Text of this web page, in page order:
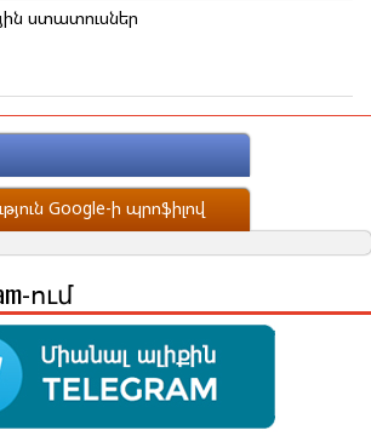
ստատուսներ
ի պրոֆիլով
Google-ի պրոֆիլով
ում